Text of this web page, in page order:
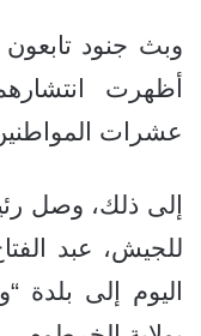
وبث جنود
أظهرت
عشرات
إلى ذلك، وصل
للجيش، عبد
اليوم إلى بلدة